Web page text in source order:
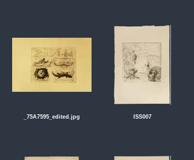
_75A7595_edited.jpg ISS007